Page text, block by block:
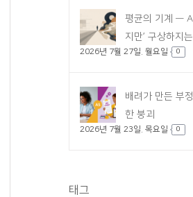
평균의 기계 —
지만’ 구상하지
2026년 7월 27일. 월요일 0
배려가 만든 부
한 붕괴
2026년 7월 23일. 목요일 0
태그